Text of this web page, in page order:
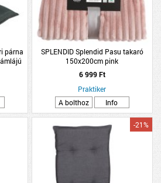
párna
SPLENDID Splendid Pasu takaró
150x200cm pink
6 999 Ft
Praktiker
A bolthoz
Info
-21%